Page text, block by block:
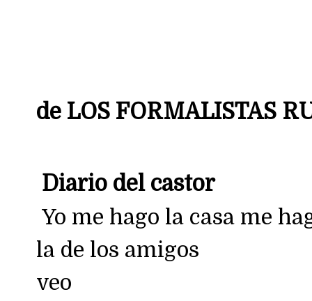
de LOS FORMALISTAS
Diario del castor
Yo me hago la casa me
la de los amigos
veo